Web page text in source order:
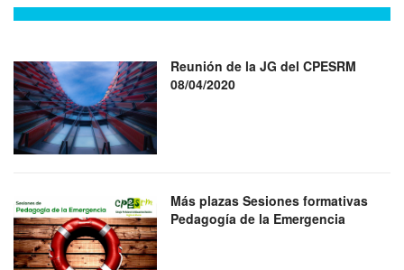
Reunión de la JG del CPESRM
08/04/2020
Más plazas Sesiones formativas
Pedagogía de la Emergencia